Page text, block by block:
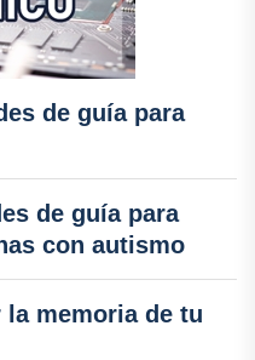
de guía para
de guía para
con autismo
memoria de tu